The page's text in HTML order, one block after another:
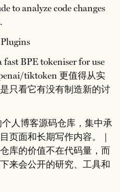
to analyze code changes
fast BPE tokeniser for use
tiktoken 更值得从实
只看它有没有制造新的讨
人博客源码仓库，集中承
页面和长期写作内容。｜
库的价值不在代码量，而
来会公开的研究、工具和